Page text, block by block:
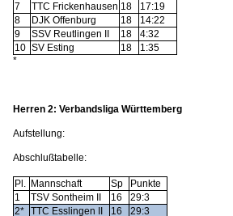
7
TTC Frickenhausen 18
17:19
8
DJK Offenburg 18
14:22
9
SSV Reutlingen II 18
4:32
10 SV Esting 18
1:35
*
Herren 2: Verbandsliga Württemberg
Aufstellung:
Abschlußtabelle:
Pl. Mannschaft Sp
Punkte
1
TSV Sontheim II 16
29:3
2* TTC Esslingen II 16
29:3